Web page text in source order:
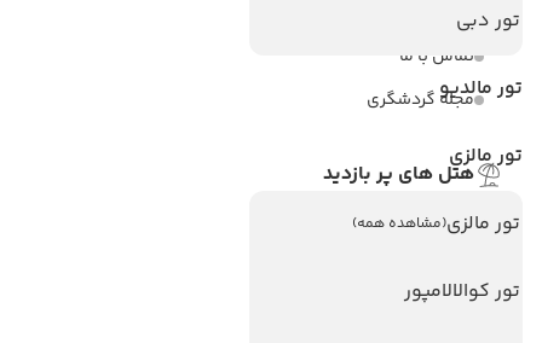
تور دبی
تور مالدیو
تور مالزی
تور مالزی(مشاهده همه)
تور کوالالامپور
تماس با ما
مجله گردشگری
هتل های پر بازدید
هتل های آنتالیا
هتل های تایلند